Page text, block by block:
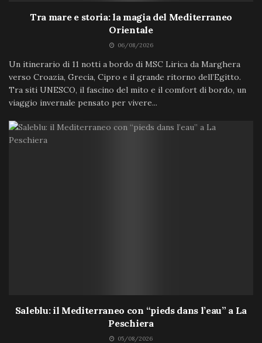
Tra mare e storia: la magia del Mediterraneo
Orientale
06/08/2026
Un itinerario di 11 notti a bordo di MSC Lirica da Marghera
verso Croazia, Grecia, Cipro e il grande ritorno dell’Egitto.
Tra siti UNESCO, il fascino del mito e il comfort di bordo, un
viaggio invernale pensato per vivere...
Saleblu: il Mediterraneo con “pieds dans l’eau” a La
Peschiera
05/08/2026